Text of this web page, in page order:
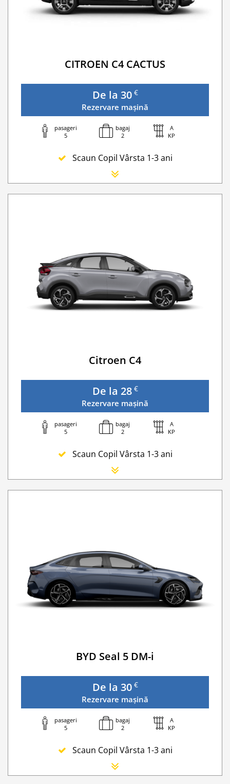
CITROEN C4 CACTUS
De la 30 €
Rezervare mașină
pasageri
5
bagaj
2
A
KP
Scaun Copil Vârsta 1-3 ani
Scaun Nou-nascut
Lanturi de iarna
WI-FI 4G nelimitat
Serviciu premium de urgență pe drum
Traversarea frontierei Romania
Taxa spalatorie
Transfer Privat (sau „RMO Transfer”)
Citroen C4
De la 28 €
Rezervare mașină
pasageri
5
bagaj
2
A
KP
Scaun Copil Vârsta 1-3 ani
Scaun Nou-nascut
Traversarea frontierei Romania
Taxa spalatorie
Go Chisinau Airport Shuttle Bus Service And
Transfer Privat (sau „RMO Transfer”)
BYD Seal 5 DM-i
De la 30 €
Rezervare mașină
pasageri
5
bagaj
2
A
KP
Scaun Copil Vârsta 1-3 ani
Scaun Nou-nascut